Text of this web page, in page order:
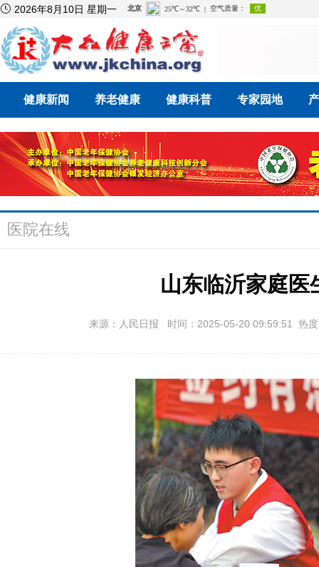
 2026年8月10日 星期一
健康新闻 养老健康 健康科普 专家园地
医院在线
山东临沂家庭医
来源：人民日报 时间：2025-05-20 09:59:51 热